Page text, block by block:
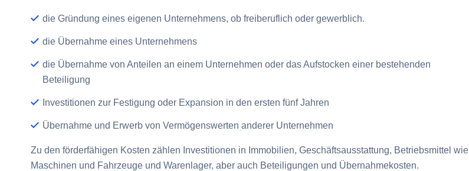
die Gründung eines eigenen Unternehmens, ob freiberuflich oder gewerblich.
die Übernahme eines Unternehmens
die Übernahme von Anteilen an einem Unternehmen oder das Aufstocken einer bestehenden
Beteiligung
Investitionen zur Festigung oder Expansion in den ersten fünf Jahren
Übernahme und Erwerb von Vermögenswerten anderer Unternehmen
Zu den förderfähigen Kosten zählen Investitionen in Immobilien, Geschäftsausstattung, Betriebsmittel wie
Maschinen und Fahrzeuge und Warenlager, aber auch Beteiligungen und Übernahmekosten.